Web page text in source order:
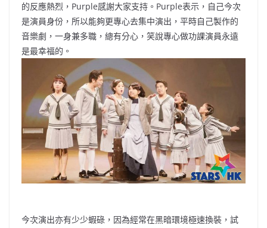
的反應熱烈，Purple感謝大家支持。Purple表示，自己今次
是演員身份，所以能夠更專心去集中演出，平時自己製作的
音樂劇，一身兼多職，總有分心，笑說專心做功課演員永遠
是最幸福的。
今次演出亦有少少蝦碌，因為經常在黑暗環境極速換裝，試